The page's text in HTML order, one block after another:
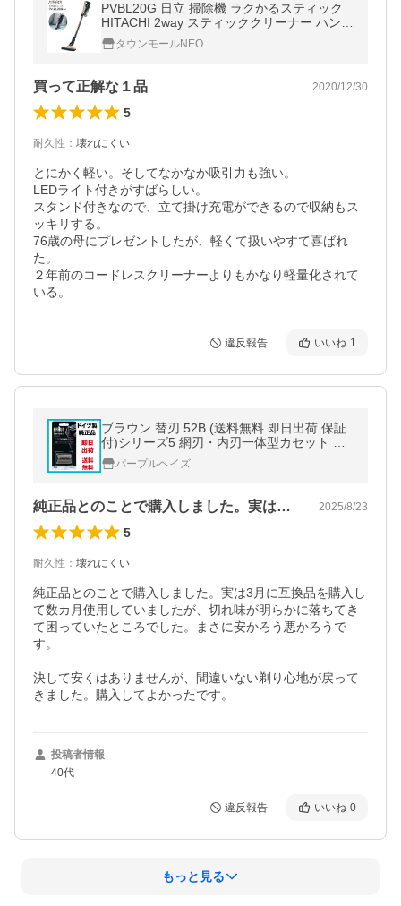
PVBL20G 日立 掃除機 ラクかるスティック
HITACHI 2way スティッククリーナー ハンデ
ィクリーナー PV-BL20G-N
タウンモールNEO
買って正解な１品 2020/12/30
5
耐久性 ： 壊れにくい
とにかく軽い。そしてなかなか吸引力も強い。
LEDライト付きがすばらしい。
スタンド付きなので、立て掛け充電ができるので収納もス
ッキリする。
76歳の母にプレゼントしたが、軽くて扱いやすて喜ばれ
た。
２年前のコードレスクリーナーよりもかなり軽量化されて
いる。
違反報告 いいね 1
ブラウン 替刃 52B (送料無料 即日出荷 保証
付)シリーズ5 網刃・内刃一体型カセット シ
ェーバー (日本国内型番 F/C52B) ブラック B
RAUN 海外正規品
パープルヘイズ
純正品とのことで購入しました。実は3月… 2025/8/23
5
耐久性 ： 壊れにくい
純正品とのことで購入しました。実は3月に互換品を購入し
て数カ月使用していましたが、切れ味が明らかに落ちてき
て困っていたところでした。まさに安かろう悪かろうで
す。
決して安くはありませんが、間違いない剃り心地が戻って
きました。購入してよかったです。
投稿者情報
40代
違反報告 いいね 0
もっと見る